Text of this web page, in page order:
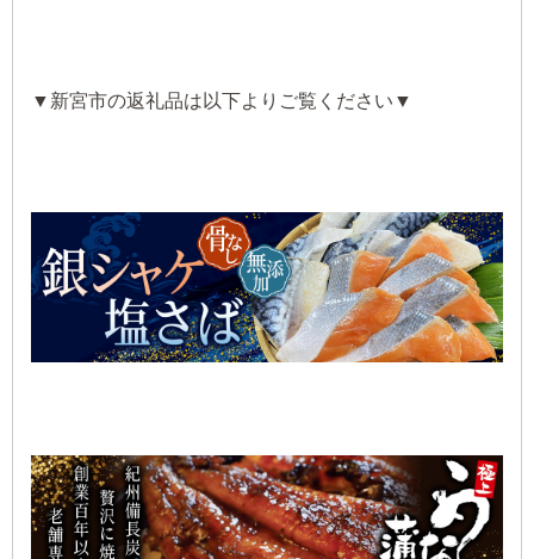
▼新宮市の返礼品は以下よりご覧ください▼